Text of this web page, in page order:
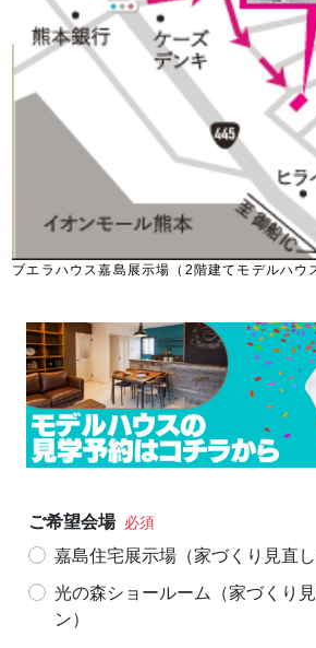
ブエラハウス嘉島展示場（2階建てモデルハウ